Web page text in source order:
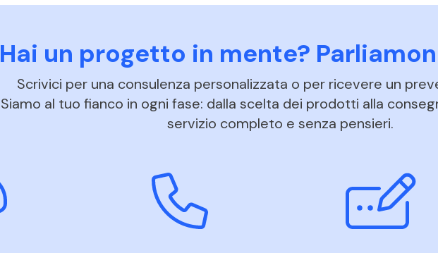
Hai un progetto in mente?
Scrivici per una consulenza personalizzata o per ricevere un
Siamo al tuo fianco in ogni fase: dalla scelta dei prodotti alla
servizio completo e senza pensieri.